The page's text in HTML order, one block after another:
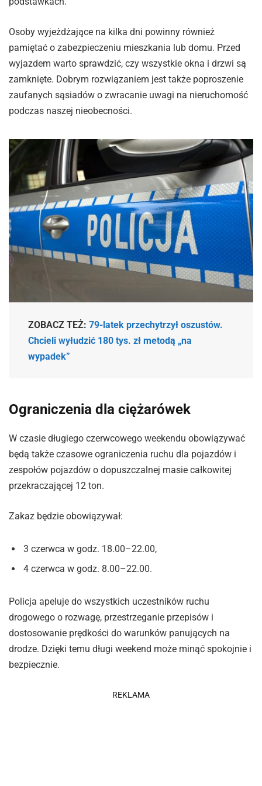
Osoby wyjeżdżające na kilka dni powinny również
pamiętać o zabezpieczeniu mieszkania lub domu. Przed
wyjazdem warto sprawdzić, czy wszystkie okna i drzwi są
zamknięte. Dobrym rozwiązaniem jest także poproszenie
zaufanych sąsiadów o zwracanie uwagi na nieruchomość
podczas naszej nieobecności.
ZOBACZ TEŻ:79-latek przechytrzył oszustów.
Chcieli wyłudzić 180 tys. zł metodą „na
wypadek”
Ograniczenia dla ciężarówek
W czasie długiego czerwcowego weekendu obowiązywać
będą także czasowe ograniczenia ruchu dla pojazdów i
zespołów pojazdów o dopuszczalnej masie całkowitej
przekraczającej 12 ton.
Zakaz będzie obowiązywał:
3 czerwca w godz. 18.00–22.00,
4 czerwca w godz. 8.00–22.00.
Policja apeluje do wszystkich uczestników ruchu
drogowego o rozwagę, przestrzeganie przepisów i
dostosowanie prędkości do warunków panujących na
drodze. Dzięki temu długi weekend może minąć spokojnie i
bezpiecznie.
REKLAMA